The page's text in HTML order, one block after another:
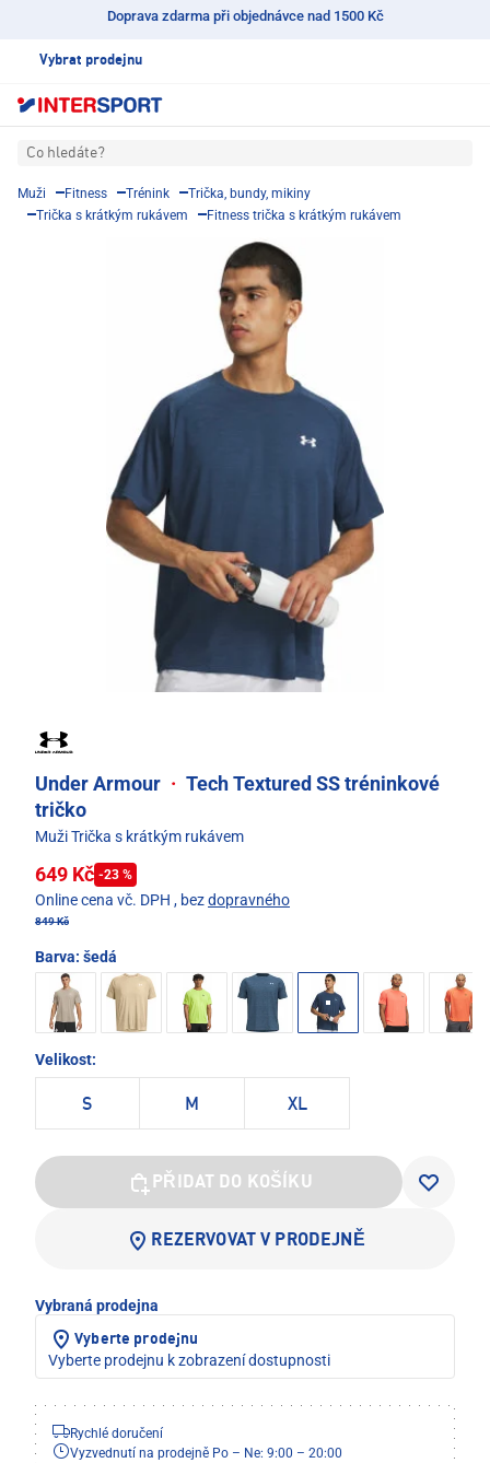
Doprava zdarma při objednávce nad 1500 Kč
Vybrat prodejnu
Co hledáte?
Muži Fitness Trénink
Trička, bundy, mikiny
Trička s krátkým rukávem
Fitness trička s krátkým rukávem
Under Armour · Tech Textured SS tréninkové
tričko
Muži Trička s krátkým rukávem
649 Kč -23 %
Online cena vč. DPH , bezdopravného
849 Kč
Barva: šedá
Velikost:
S M XL
PŘIDAT DO KOŠÍKU
REZERVOVAT V PRODEJNĚ
Vybraná prodejna
Vyberte prodejnu
Vyberte prodejnu k zobrazení dostupnosti
Rychlé doručení
Vyzvednutí na prodejně Po – Ne: 9:00 – 20:00